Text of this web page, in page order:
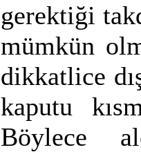
gerektiği
mümkün
dikkatlice
kaputu
Böylece